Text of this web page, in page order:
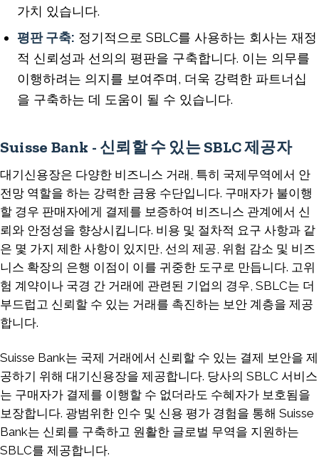
가치 있습니다.
평판 구축: 정기적으로 SBLC를 사용하는 회사는 재정
적 신뢰성과 선의의 평판을 구축합니다. 이는 의무를
이행하려는 의지를 보여주며, 더욱 강력한 파트너십
을 구축하는 데 도움이 될 수 있습니다.
Suisse Bank - 신뢰할 수 있는 SBLC 제공자
대기신용장은 다양한 비즈니스 거래, 특히 국제무역에서 안
전망 역할을 하는 강력한 금융 수단입니다. 구매자가 불이행
할 경우 판매자에게 결제를 보증하여 비즈니스 관계에서 신
뢰와 안정성을 향상시킵니다. 비용 및 절차적 요구 사항과 같
은 몇 가지 제한 사항이 있지만, 선의 제공, 위험 감소 및 비즈
니스 확장의 은행 이점이 이를 귀중한 도구로 만듭니다. 고위
험 계약이나 국경 간 거래에 관련된 기업의 경우, SBLC는 더
부드럽고 신뢰할 수 있는 거래를 촉진하는 보안 계층을 제공
합니다.
Suisse Bank는 국제 거래에서 신뢰할 수 있는 결제 보안을 제
공하기 위해 대기신용장을 제공합니다. 당사의 SBLC 서비스
는 구매자가 결제를 이행할 수 없더라도 수혜자가 보호됨을
보장합니다. 광범위한 인수 및 신용 평가 경험을 통해 Suisse
Bank는 신뢰를 구축하고 원활한 글로벌 무역을 지원하는
SBLC를 제공합니다.